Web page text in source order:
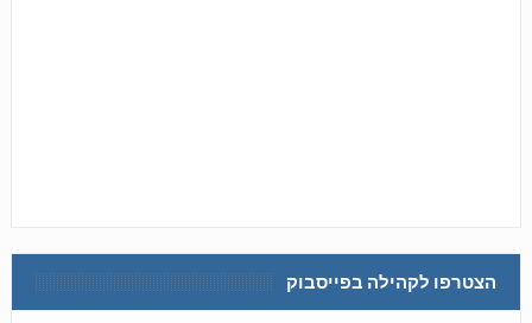
הצטרפו לקהילה בפייסבוק